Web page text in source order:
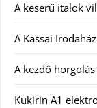
A keserű italok
A Kassai
A kezdő
Kukirin A1